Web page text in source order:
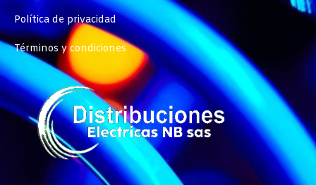
Política de privacidad
Términos y condiciones